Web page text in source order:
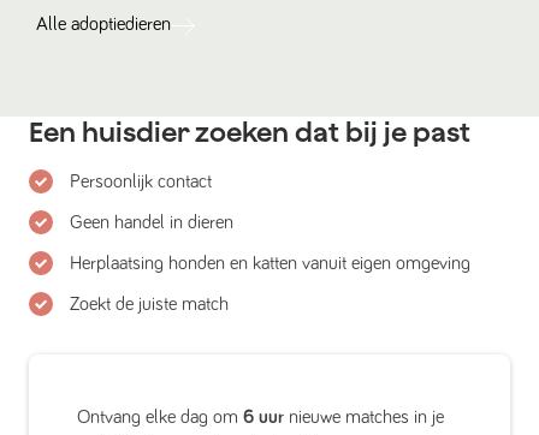
Alle adoptiedieren
Een huisdier zoeken dat bij je past
Persoonlijk contact
Geen handel in dieren
Herplaatsing honden en katten vanuit eigen omgeving
Zoekt de juiste match
Ontvang elke dag om 6 uur nieuwe matches in je